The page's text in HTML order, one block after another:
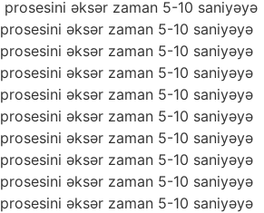
əksər zaman 5-10 saniyəyə
əksər zaman 5-10 saniyəyə
əksər zaman 5-10 saniyəyə
əksər zaman 5-10 saniyəyə
əksər zaman 5-10 saniyəyə
əksər zaman 5-10 saniyəyə
əksər zaman 5-10 saniyəyə
əksər zaman 5-10 saniyəyə
əksər zaman 5-10 saniyəyə
əksər zaman 5-10 saniyəyə